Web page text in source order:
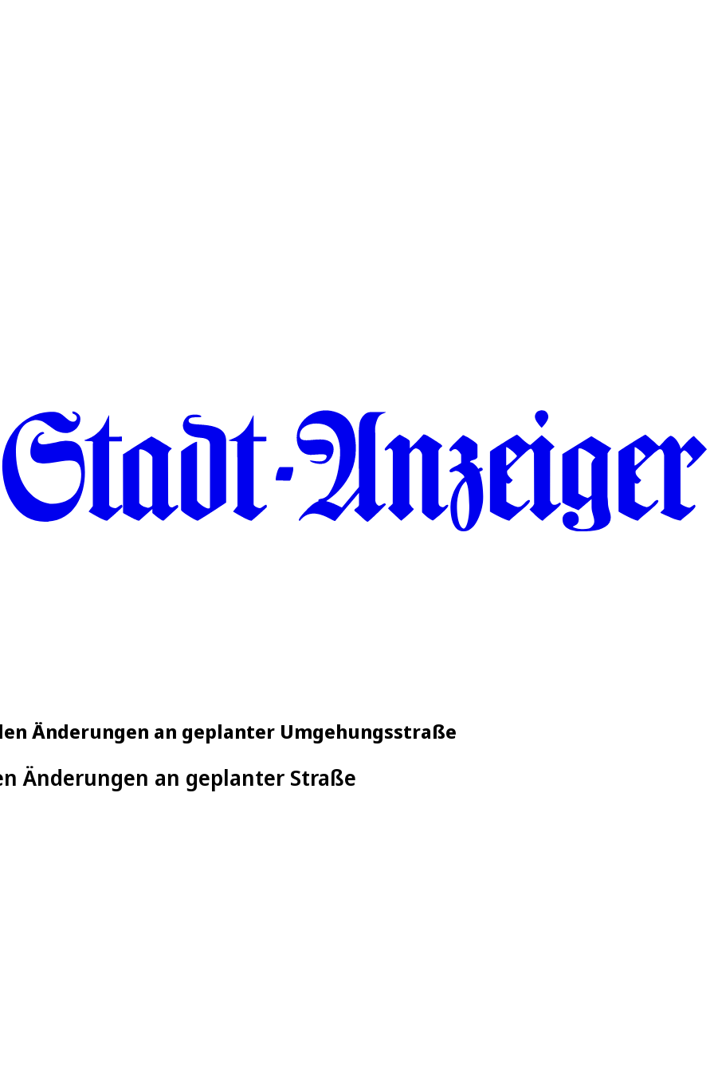
Änderungen an geplanter Umgehungsstraße
Änderungen an geplanter Straße